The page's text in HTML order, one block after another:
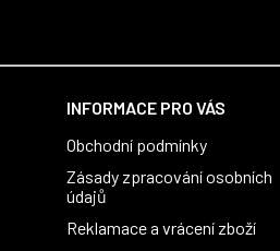
INFORMACE PRO VÁS
Obchodní podmínky
Zásady zpracování osobních
údajů
Reklamace a vrácení zboží